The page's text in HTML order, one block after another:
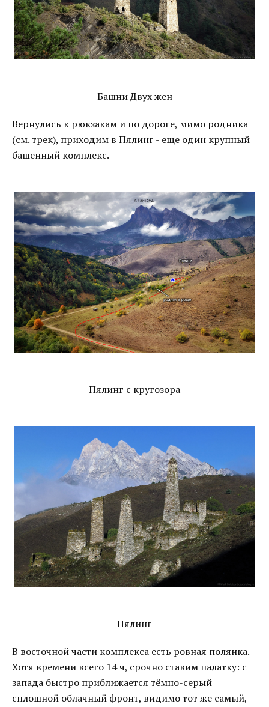
Башни Двух жен
Вернулись к рюкзакам и по дороге, мимо родника
(см. трек), приходим в Пялинг - еще один крупный
башенный комплекс.
Пялинг с кругозора
Пялинг
В восточной части комплекса есть ровная полянка.
Хотя времени всего 14 ч, срочно ставим палатку: с
запада быстро приближается тёмно-серый
сплошной облачный фронт, видимо тот же самый,